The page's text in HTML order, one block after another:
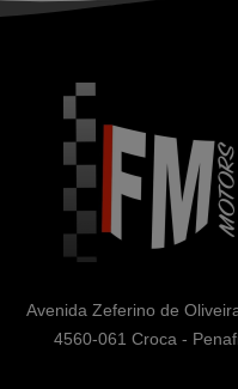
Avenida Zeferino de
4560-061 Croca -